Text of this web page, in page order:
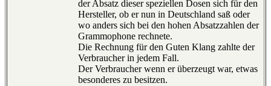
der Absatz dieser speziellen Dosen sich für den
Hersteller, ob er nun in Deutschland saß oder
wo anders sich bei den hohen Absatzzahlen der
Grammophone rechnete.
Die Rechnung für den Guten Klang zahlte der
Verbraucher in jedem Fall.
Der Verbraucher wenn er überzeugt war, etwas
besonderes zu besitzen.